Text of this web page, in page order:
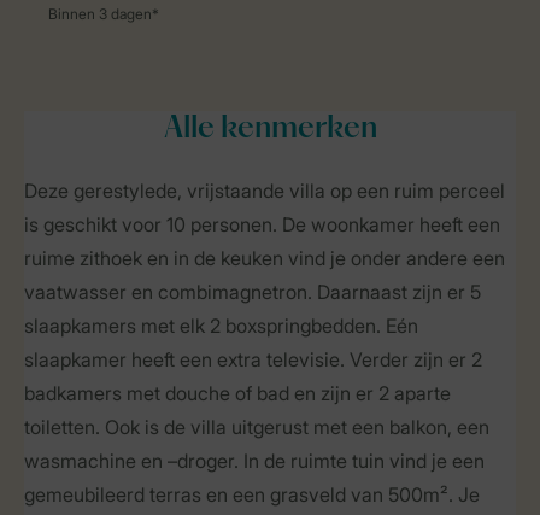
Alle kenmerken
Deze gerestylede, vrijstaande villa op een ruim perceel
is geschikt voor 10 personen. De woonkamer heeft een
ruime zithoek en in de keuken vind je onder andere een
vaatwasser en combimagnetron. Daarnaast zijn er 5
slaapkamers met elk 2 boxspringbedden. Eén
slaapkamer heeft een extra televisie. Verder zijn er 2
badkamers met douche of bad en zijn er 2 aparte
toiletten. Ook is de villa uitgerust met een balkon, een
wasmachine en –droger. In de ruimte tuin vind je een
gemeubileerd terras en een grasveld van 500m². Je